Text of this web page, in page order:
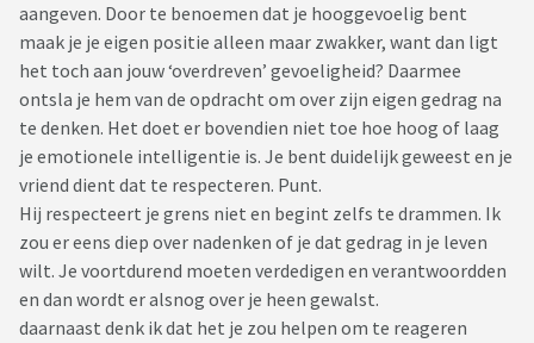
aangeven. Door te benoemen dat je hooggevoelig bent
maak je je eigen positie alleen maar zwakker, want dan ligt
het toch aan jouw ‘overdreven’ gevoeligheid? Daarmee
ontsla je hem van de opdracht om over zijn eigen gedrag na
te denken. Het doet er bovendien niet toe hoe hoog of laag
je emotionele intelligentie is. Je bent duidelijk geweest en je
vriend dient dat te respecteren. Punt.
Hij respecteert je grens niet en begint zelfs te drammen. Ik
zou er eens diep over nadenken of je dat gedrag in je leven
wilt. Je voortdurend moeten verdedigen en verantwoordden
en dan wordt er alsnog over je heen gewalst.
daarnaast denk ik dat het je zou helpen om te reageren